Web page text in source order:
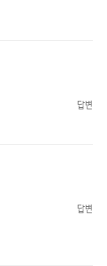
답변
답변